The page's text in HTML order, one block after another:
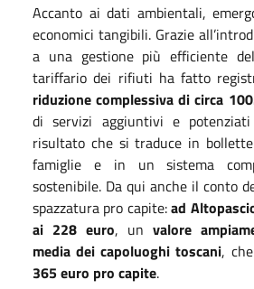
Accanto ai dati ambientali,
economici tangibili. Grazie
a una gestione più efficiente
tariffario dei rifiuti ha fatto
riduzione complessiva di circa
di servizi aggiuntivi e
risultato che si traduce in
famiglie e in un sistema
sostenibile. Da qui anche il conto
spazzatura pro capite:ad
ai 228 euro, un valore
media dei capoluoghi toscani,
365 euro pro capite.